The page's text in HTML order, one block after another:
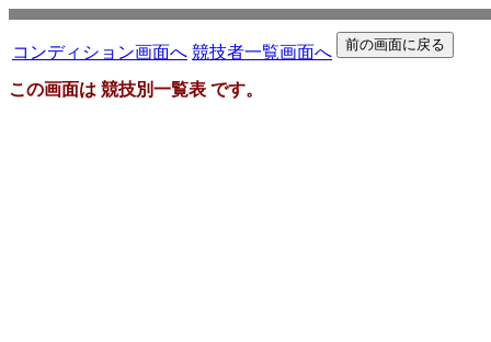
コンディション画面へ 競技者一覧画面へ
この画面は 競技別一覧表 です。